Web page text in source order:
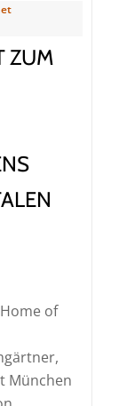
ZUM
of
München